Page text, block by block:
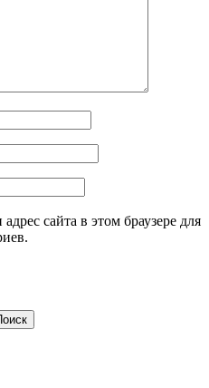
сайта в этом браузере для